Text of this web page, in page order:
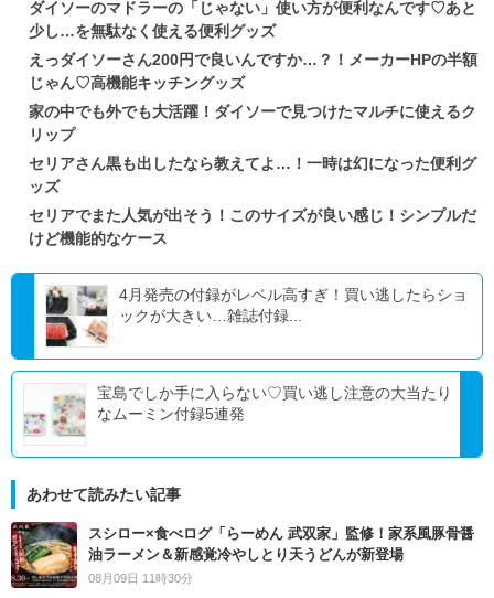
ダイソーのマドラーの「じゃない」使い方が便利なんです♡あと
少し…を無駄なく使える便利グッズ
えっダイソーさん200円で良いんですか…？！メーカーHPの半額
じゃん♡高機能キッチングッズ
家の中でも外でも大活躍！ダイソーで見つけたマルチに使えるク
リップ
セリアさん黒も出したなら教えてよ…！一時は幻になった便利グ
ッズ
セリアでまた人気が出そう！このサイズが良い感じ！シンプルだ
けど機能的なケース
4月発売の付録がレベル高すぎ！買い逃したらショ
ックが大きい…雑誌付録...
宝島でしか手に入らない♡買い逃し注意の大当たり
なムーミン付録5連発
あわせて読みたい記事
スシロー×食べログ「らーめん 武双家」監修！家系風豚骨醤
油ラーメン＆新感覚冷やしとり天うどんが新登場
08月09日 11時30分